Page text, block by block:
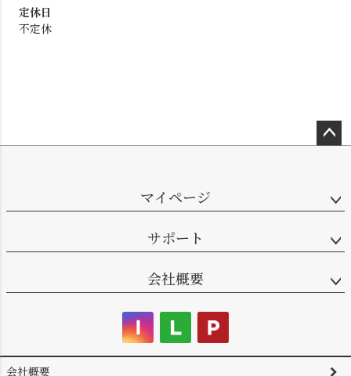
定休日
不定休
マイページ
サポート
会社概要
会社概要